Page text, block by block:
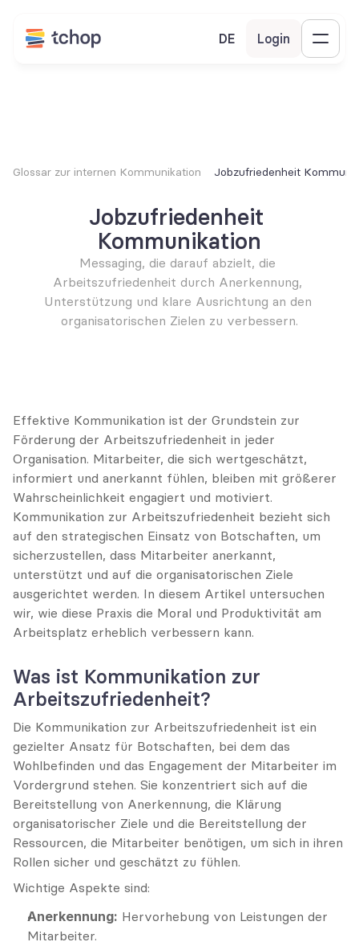
DE Login
Glossar zur internen Kommunikation Jobzufriedenheit
Jobzufriedenheit
Kommunikation
Messaging, die darauf abzielt, die
Arbeitszufriedenheit durch Anerkennung,
Unterstützung und klare Ausrichtung an den
organisatorischen Zielen zu verbessern.
Effektive Kommunikation ist der Grundstein zur
Förderung der Arbeitszufriedenheit in jeder
Organisation. Mitarbeiter, die sich wertgeschätzt,
informiert und anerkannt fühlen, bleiben mit größerer
Wahrscheinlichkeit engagiert und motiviert.
Kommunikation zur Arbeitszufriedenheit bezieht sich
auf den strategischen Einsatz von Botschaften, um
sicherzustellen, dass Mitarbeiter anerkannt,
unterstützt und auf die organisatorischen Ziele
ausgerichtet werden. In diesem Artikel untersuchen
wir, wie diese Praxis die Moral und Produktivität am
Arbeitsplatz erheblich verbessern kann.
Was ist Kommunikation zur
Arbeitszufriedenheit?
Die Kommunikation zur Arbeitszufriedenheit ist ein
gezielter Ansatz für Botschaften, bei dem das
Wohlbefinden und das Engagement der Mitarbeiter im
Vordergrund stehen. Sie konzentriert sich auf die
Bereitstellung von Anerkennung, die Klärung
organisatorischer Ziele und die Bereitstellung der
Ressourcen, die Mitarbeiter benötigen, um sich in ihren
Rollen sicher und geschätzt zu fühlen.
Wichtige Aspekte sind:
Anerkennung: Hervorhebung von Leistungen der
Mitarbeiter.